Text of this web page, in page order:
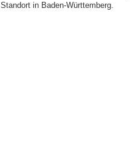
Standort in Baden-Württemberg.